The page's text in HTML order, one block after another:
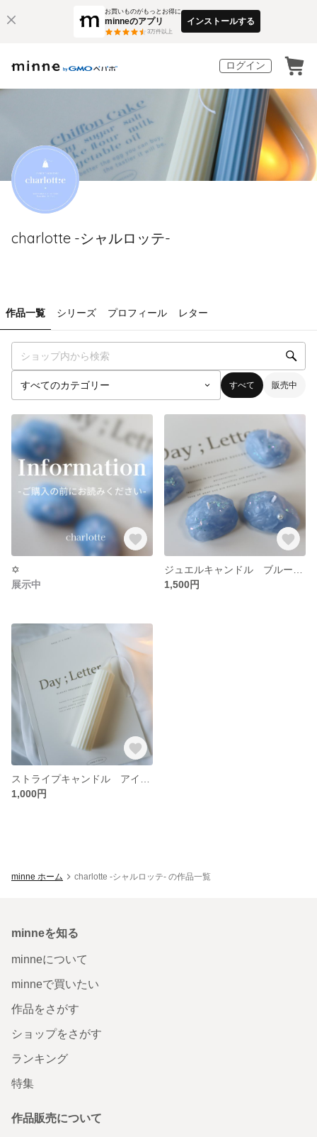
お買いものがもっとお得に
minneのアプリ
3万件以上
インストールする
ログイン
charlotte -シャルロッテ-
作品一覧 シリーズ プロフィール レター
すべて 販売中
✡
展示中
1,500円
1,000円
minne ホーム charlotte -シャルロッテ- の作品一覧
minneを知る
minneについて
minneで買いたい
作品をさがす
ショップをさがす
ランキング
特集
作品販売について